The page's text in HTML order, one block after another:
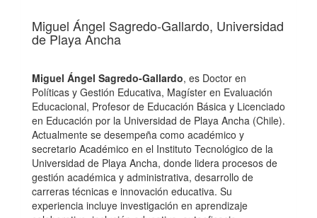
Miguel Ángel Sagredo-Gallardo, Universidad
de Playa Ancha
Miguel Ángel Sagredo-Gallardo, es Doctor en
Políticas y Gestión Educativa, Magíster en Evaluación
Educacional, Profesor de Educación Básica y Licenciado
en Educación por la Universidad de Playa Ancha (Chile).
Actualmente se desempeña como académico y
secretario Académico en el Instituto Tecnológico de la
Universidad de Playa Ancha, donde lidera procesos de
gestión académica y administrativa, desarrollo de
carreras técnicas e innovación educativa. Su
experiencia incluye investigación en aprendizaje